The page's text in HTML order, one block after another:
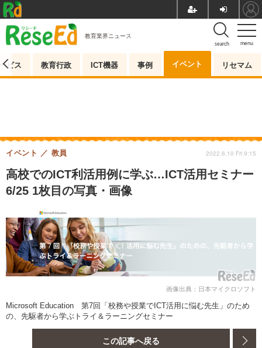
menu
search
教育業界ニュース
ビス 教育行政 ICT機器 事例 イベント リセマム
高校でのICT利活用例に学ぶ…ICT活用セミナー
6/25 1枚目の写真・画像
イベント 教員 2022.6.10 Fri 9:15
画像出典：日本マイクロソフト
Microsoft Education 第7回「校務や授業でICT活用に悩む先生」のため
の、先駆者から学ぶトライ＆ラーニングセミナー
この記事へ戻る